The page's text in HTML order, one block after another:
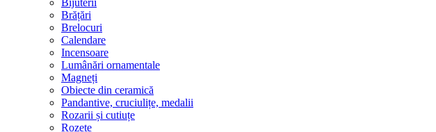
Brățări
Brelocuri
Calendare
Incensoare
Lumânări ornamentale
Magneți
Obiecte din ceramică
Pandantive, cruciulițe, medalii
Rozarii și cutiuțe
Rozete